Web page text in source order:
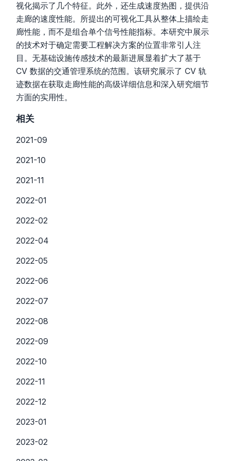
视化揭示了几个特征。此外，还生成速度热图，提供沿
走廊的速度性能。所提出的可视化工具从整体上描绘走
廊性能，而不是组合单个信号性能指标。本研究中展示
的技术对于确定需要工程解决方案的位置非常引人注
目。无基础设施传感技术的最新进展显着扩大了基于
CV 数据的交通管理系统的范围。该研究展示了 CV 轨
迹数据在获取走廊性能的高级详细信息和深入研究细节
方面的实用性。
相关
2021-09
2021-10
2021-11
2022-01
2022-02
2022-04
2022-05
2022-06
2022-07
2022-08
2022-09
2022-10
2022-11
2022-12
2023-01
2023-02